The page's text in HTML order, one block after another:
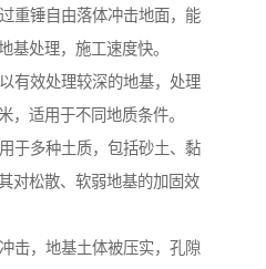
重锤自由落体冲击地面，能
基处理，施工速度快。
有效处理较深的地基，处理
，适用于不同地质条件。
于多种土质，包括砂土、黏
对松散、软弱地基的加固效
击，地基土体被压实，孔隙